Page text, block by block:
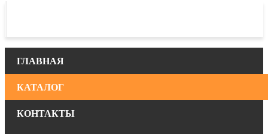
ГЛАВНАЯ
КАТАЛОГ
КОНТАКТЫ